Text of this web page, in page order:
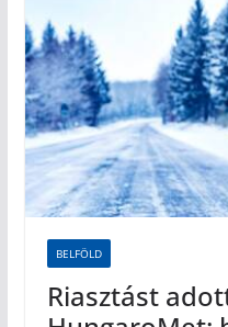
BELFÖLD
Riasztást